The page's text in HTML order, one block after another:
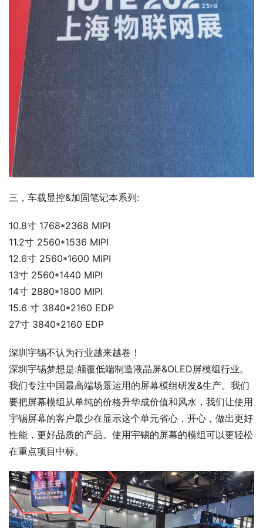
三，车载显控&加固笔记本系列:
10.8寸 1768*2368 MIPI
11.2寸 2560*1536 MIPI
12.6寸 2560*1600 MIPI
13寸 2560*1440 MIPI
14寸 2880*1800 MIPI
15.6 寸 3840*2160 EDP
27寸 3840*2160 EDP
深圳宇锡不认为行业越来越卷！
深圳宇锡梦想是:颠覆低端制造液晶屏&OLED屏模组行业。
我们专注中国最高端场景运用的屏幕模组研发&生产。我们
要把屏幕模组从单纯的价格升华成价值和风水，我们让使用
宇锡屏幕的客户最少在显示这个单元省心，开心，做出更好
性能，更好品质的产品。使用宇锡的屏幕的模组可以更轻松
在重点项目中标。